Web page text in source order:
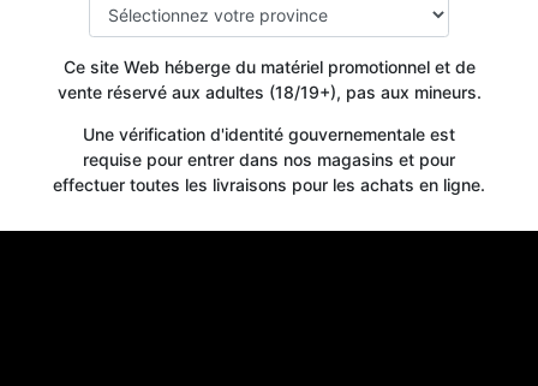
Ce site Web héberge du matériel promotionnel et de
vente réservé aux adultes (18/19+), pas aux mineurs.
Une vérification d'identité gouvernementale est
requise pour entrer dans nos magasins et pour
effectuer toutes les livraisons pour les achats en ligne.